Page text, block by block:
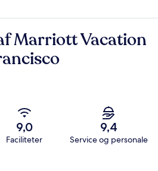
Marriott Vacation
9,0
Faciliteter
9,4
Service og personale